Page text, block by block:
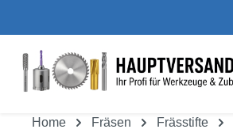
Home Fräsen Frässtifte